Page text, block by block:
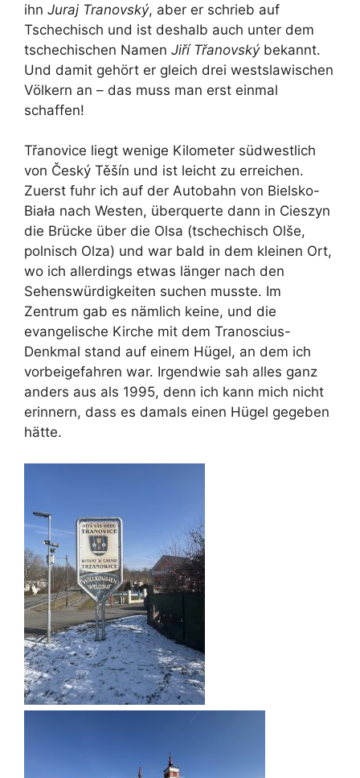
ihn Juraj Tranovský, aber er schrieb auf
Tschechisch und ist deshalb auch unter dem
tschechischen Namen Jiří Třanovskýbekannt.
Und damit gehört er gleich drei westslawischen
Völkern an – das muss man erst einmal
schaffen!
Třanovice liegt wenige Kilometer südwestlich
von Český Těšín und ist leicht zu erreichen.
Zuerst fuhr ich auf der Autobahn von Bielsko-
Biała nach Westen, überquerte dann in Cieszyn
die Brücke über die Olsa (tschechisch Olše,
polnisch Olza) und war bald in dem kleinen Ort,
wo ich allerdings etwas länger nach den
Sehenswürdigkeiten suchen musste. Im
Zentrum gab es nämlich keine, und die
evangelische Kirche mit dem Tranoscius-
Denkmal stand auf einem Hügel, an dem ich
vorbeigefahren war. Irgendwie sah alles ganz
anders aus als 1995, denn ich kann mich nicht
erinnern, dass es damals einen Hügel gegeben
hätte.